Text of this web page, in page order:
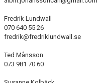
MEDLEMSANMÄLAN
Fredrik Lundwall
070 640 55 26
fredrik@fredriklundwall.se
Ted Månsson
073 981 70 60